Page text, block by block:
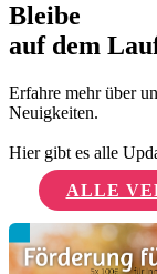
Bleibe
auf dem
Erfahre mehr über
Neuigkeiten.
Hier gibt es alle
ALLE